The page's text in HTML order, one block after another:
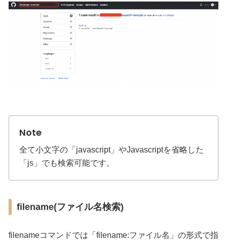
全て小文字の「javascript」やJavascriptを省略した
「js」でも検索可能です。
filename(ファイル名検索)
filenameコマンドでは「filename:ファイル名」の形式で指